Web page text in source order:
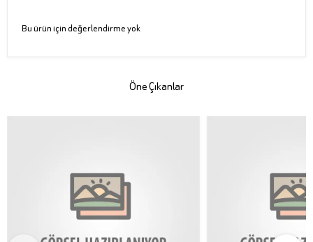
Bu ürün için değerlendirme yok
Öne Çıkanlar